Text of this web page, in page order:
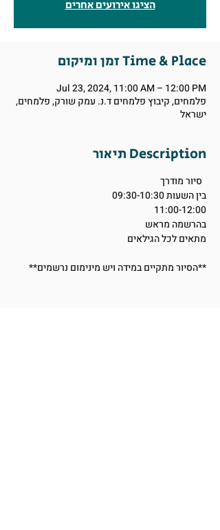
הציגו אירועים אחרים
זמן ומיקום Time & Place
Jul 23, 2024, 11:00 AM – 12:00 PM
פלמחים, קיבוץ פלמחים ד.נ. עמק שורק, פלמחים,
ישראל
תיאור Description
בין השעות 09:30-10:30
11:00-12:00
בהרשמה מראש
מתאים לכל הגילאים
**הסיור מתקיים במידה ויש מינימום נרשמים**